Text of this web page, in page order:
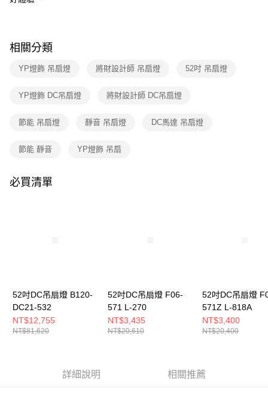
結帳頁面，進行簡訊認證並確認金額後，即可完成結帳。
３．收到繳費通知簡訊後14天內，點擊此簡訊中的連結，可透過四大超商／
※ 請注意：結帳手續完成當下不需立刻繳費，但若您需要取消訂單，請聯絡
※ 交易是否成功請以「AFTEE先享後付 」之結帳頁面顯示為準，若有關於
客戶支援中心」
https://netprotections.freshdesk.com/support/home
１．透過由恩沛科技股份有限公司提供之「AFTEE先享後付」服務完成之交
５．嚴禁一人註冊多個帳號或使用他人資訊註冊。若發現惡意使用之情形，
恩沛科技股份有限公司將有權停止該用戶之使用額度並採取法律行動。
相關分類
YP燈飾 吊扇燈 將財設計師 吊扇燈 52吋 吊扇燈
YP燈飾 DC吊扇燈 將財設計師 DC吊扇燈
節能 吊扇燈 靜音 吊扇燈 DC馬達 吊扇燈
節能 靜音 YP燈飾 吊扇
必買清單
52吋DC吊扇燈 B120-
DC21-532
NT$12,755
NT$81,620
52吋DC吊扇燈 F06-
571 L-270
NT$3,435
NT$20,610
52吋DC吊扇燈
571Z L-818A
NT$3,400
NT$20,400
詳細說明 相關推薦